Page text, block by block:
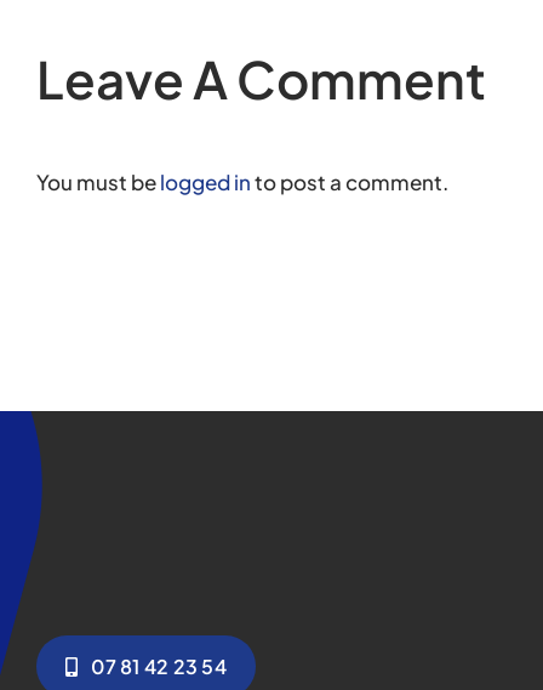
Leave A Comment
You must belogged into post a comment.
07 81 42 23 54